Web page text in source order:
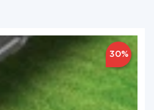
30%